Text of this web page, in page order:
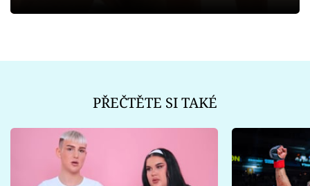
PŘEČTĚTE SI TAKÉ